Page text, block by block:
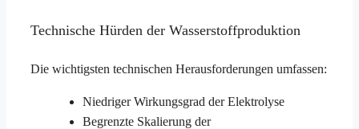
Technische Hürden der Wasserstoffproduktion
Die wichtigsten technischen Herausforderungen umfassen:
Niedriger Wirkungsgrad der Elektrolyse
Begrenzte Skalierung der